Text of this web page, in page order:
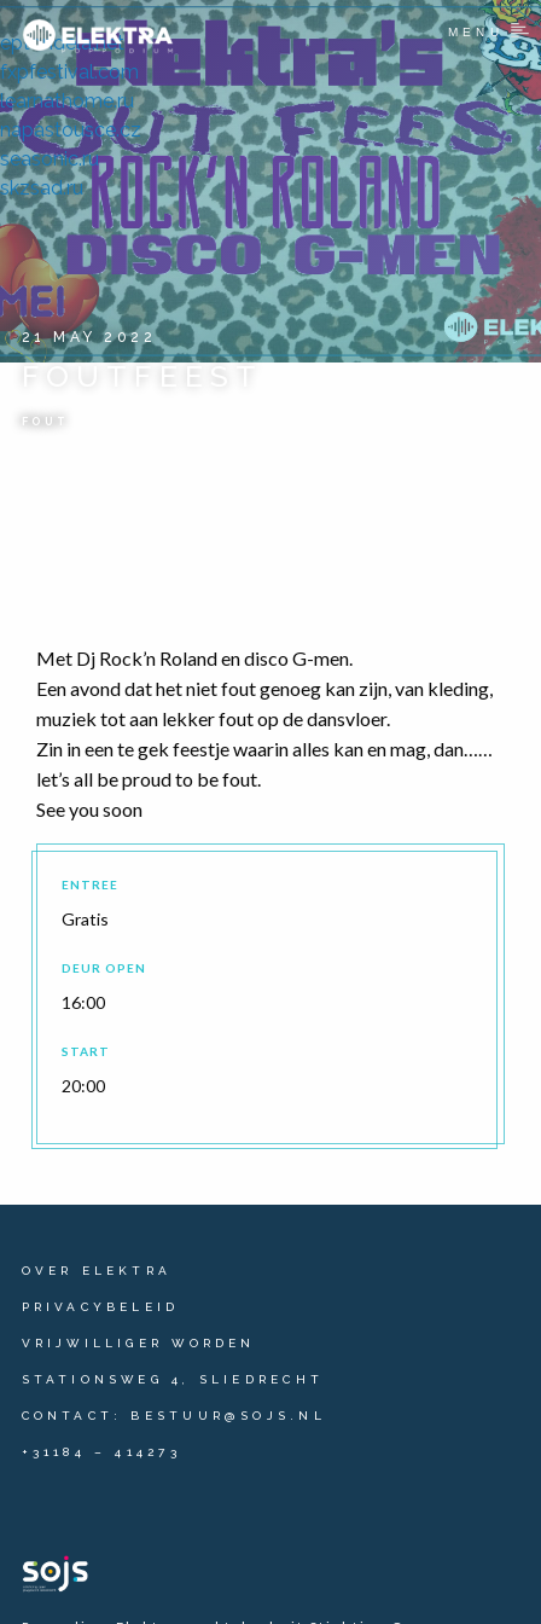
eptondela.net
fxpfestival.com
learnathome.ru
napastousce.cz
seasonic.ru
skzsad.ru
MENU
21 MAY 2022
FOUTFEEST
FOUT
Met Dj Rock’n Roland en disco G-men.
Een avond dat het niet fout genoeg kan zijn, van kleding,
muziek tot aan lekker fout op de dansvloer.
Zin in een te gek feestje waarin alles kan en mag, dan……
let’s all be proud to be fout.
See you soon
ENTREE
Gratis
DEUR OPEN
16:00
START
20:00
OVER ELEKTRA
PRIVACYBELEID
VRIJWILLIGER WORDEN
STATIONSWEG 4, SLIEDRECHT
CONTACT: BESTUUR@SOJS.NL
+31184 – 414273